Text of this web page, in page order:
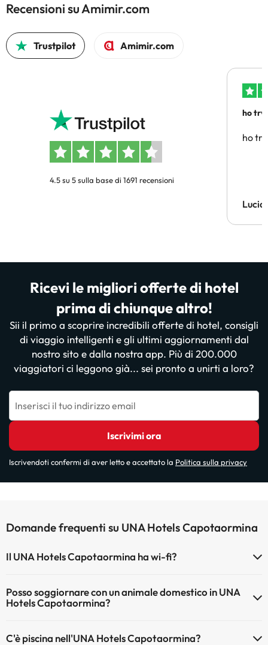
Recensioni su Amimir.com
Trustpilot Amimir.com
4.5 su 5 sulla base di 1691 recensioni
ho
ho
Lucia
Ricevi le migliori offerte di hotel
prima di chiunque altro!
Sii il primo a scoprire incredibili offerte di hotel, consigli
di viaggio intelligenti e gli ultimi aggiornamenti dal
nostro sito e dalla nostra app. Più di 200.000
viaggiatori ci leggono già... sei pronto a unirti a loro?
Inserisci il tuo indirizzo email
Iscrivimi ora
Iscrivendoti confermi di aver letto e accettato la Politica sulla privacy
Domande frequenti su UNA Hotels Capotaormina
Il UNA Hotels Capotaormina ha wi-fi?
Posso soggiornare con un animale domestico in UNA
Hotels Capotaormina?
richiesta e pagamento diretto in hotel). Verifica le condizioni.
C'è piscina nell'UNA Hotels Capotaormina?